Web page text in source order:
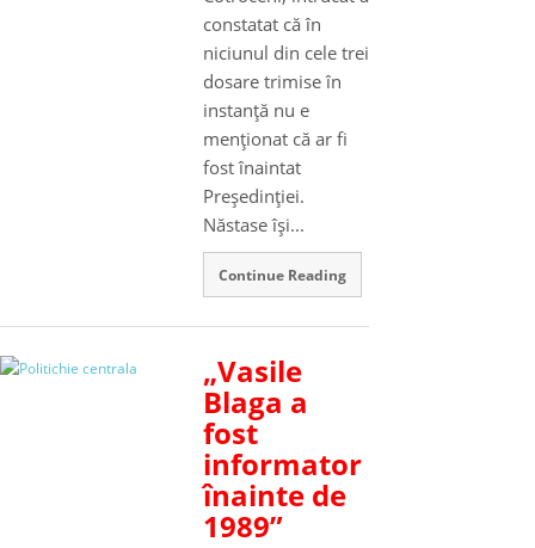
constatat că în
niciunul din cele trei
dosare trimise în
instanţă nu e
menţionat că ar fi
fost înaintat
Preşedinţiei.
Năstase îşi...
Continue Reading
„Vasile
Blaga a
fost
informator
înainte de
1989”